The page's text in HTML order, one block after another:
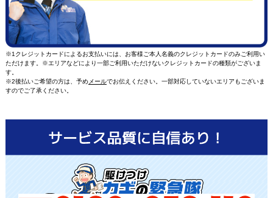
※1クレジットカードによるお支払いには、お客様ご本人名義のクレジットカードのみご利用い
ただけます。※エリアなどにより一部ご利用いただけないクレジットカードの種類がございま
す。
※2後払いご希望の方は、予めメールでお伝えください。一部対応していないエリアもございま
すのでご了承ください。